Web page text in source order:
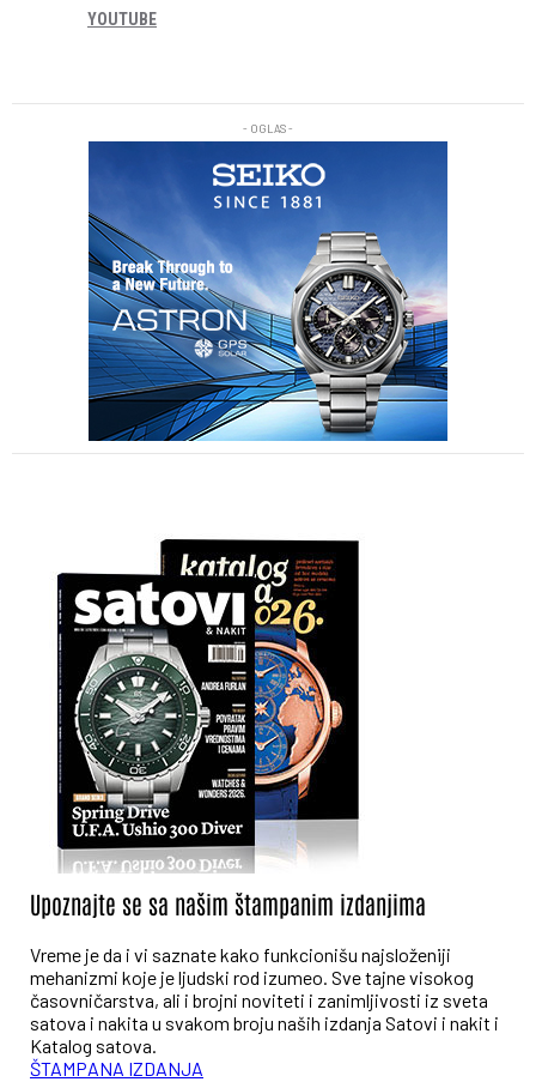
YOUTUBE
- OGLAS -
Upoznajte se sa našim štampanim izdanjima
Vreme je da i vi saznate kako funkcionišu najsloženiji
mehanizmi koje je ljudski rod izumeo. Sve tajne visokog
časovničarstva, ali i brojni noviteti i zanimljivosti iz sveta
satova i nakita u svakom broju naših izdanja Satovi i nakit i
Katalog satova.
ŠTAMPANA IZDANJA